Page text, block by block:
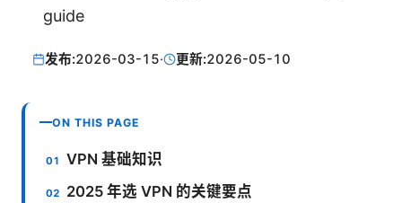
guide
发布:2026-03-15· 更新:2026-05-10
ON THIS PAGE
VPN 基础知识
2025 年选 VPN 的关键要点